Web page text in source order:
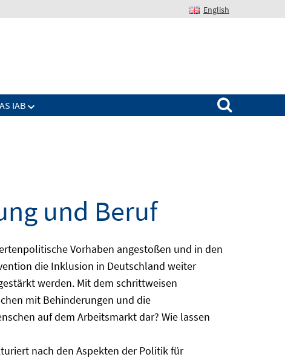
English
IAB
Suchen nach:
und Beruf
Vorhaben angestoßen und in den
die Inklusion in Deutschland weiter
werden. Mit dem schrittweisen
mit Behinderungen und die
auf dem Arbeitsmarkt dar? Wie lassen
nach den Aspekten der Politik für